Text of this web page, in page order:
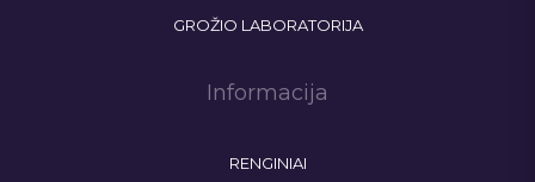
GROŽIO LABORATORIJA
Informacija
RENGINIAI